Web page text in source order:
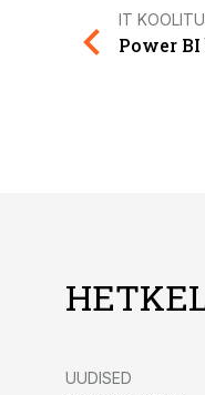
IT
Power
UUDISED